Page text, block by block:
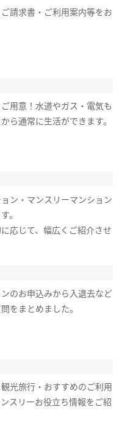
請求書・ご利用案内等をお
用意！水道やガス・電気も
ら通常に生活ができます。
ン・マンスリーマンション
。
応じて、幅広くご紹介させ
のお申込みから入退去など
をまとめました。
光旅行・おすすめのご利用
スリーお役立ち情報をご紹